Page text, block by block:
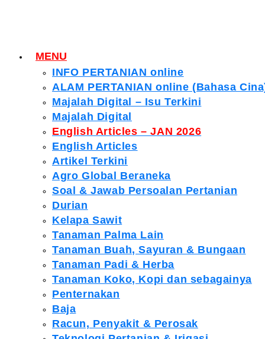
MENU
INFO PERTANIAN online
ALAM PERTANIAN online (Bahasa
Majalah Digital – Isu Terkini
Majalah Digital
English Articles – JAN 2026
English Articles
Artikel Terkini
Agro Global Beraneka
Soal & Jawab Persoalan Pertanian
Durian
Kelapa Sawit
Tanaman Palma Lain
Tanaman Buah, Sayuran & Bungaan
Tanaman Padi & Herba
Tanaman Koko, Kopi dan sebagainya
Penternakan
Baja
Racun, Penyakit & Perosak